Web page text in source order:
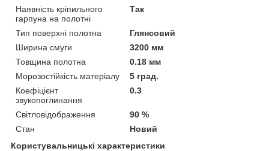
Наявність кріпильного
гарпуна на полотні
Так
Тип поверхні полотна
Глянсовий
Ширина смуги
3200 мм
Товщина полотна
0.18 мм
Морозостійкість матеріалу
5 град.
Коефіцієнт
звукопоглинання
0.3
Світловідображення
90 %
Стан
Новий
Користувальницькі характеристики